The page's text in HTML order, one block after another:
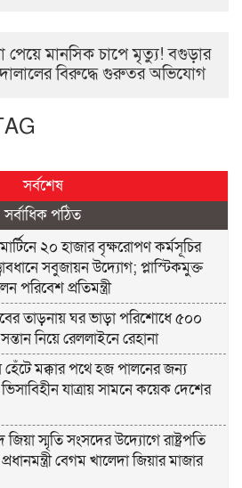
পেয়ে মানসিক চাপে মৃত্যু! বগুড়ার
দালালের বিরুদ্ধে গুরুতর অভিযোগ
সর্বশেষ
সর্বাধিক পঠিত
২০ হাজার বৃক্ষরোপণ কর্মসূচির
সবুজায়ন উদ্যোগ; প্লাস্টিকমুক্ত
পরিবেশ প্রতিমন্ত্রী
তাড়নায় ঘর ভাড়া পরিশোধে ৫০০
নিয়ে রেললাইনে রেহানা
হেঁটে মক্কার পথে হজ পালনের জন্য
যাত্রায় সামনে কয়েক দেশের
জিয়া স্মৃতি সংসদের উদ্যোগে রাষ্ট্রপতি
বেগম খালেদা জিয়ার মাজার